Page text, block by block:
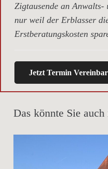
Zigtausende an Anwalts-
nur weil der Erblasser
Erstberatungskosten
Jetzt Termin
Das könnte Sie auch